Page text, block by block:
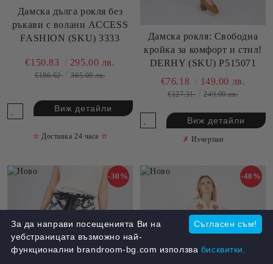
Дамска дълга рокля без
ръкави с волани ACCESS
FASHION (SKU) 3333
€150.83 295.00 лв.
€186.62 365.00 лв.
Виж детайли
✫ Доставка 24 часа ✫
Дамска рокля: Свободна
кройка за комфорт и стил!
DERHY (SKU) P515071
€76.18 149.00 лв.
€127.31 249.00 лв.
Виж детайли
✗ Изчерпан
-30% -40%
Съгласен съм!
За да направи посещенията Ви на
уебстраницата възможно най-
функционални brandroom-bg.com използва бисквитки.